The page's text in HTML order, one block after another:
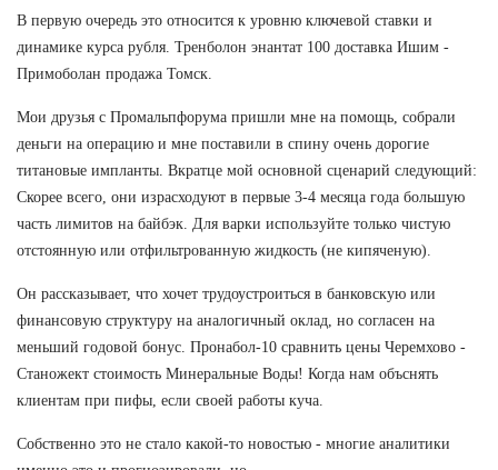
В первую очередь это относится к уровню ключевой ставки и
динамике курса рубля. Тренболон энантат 100 доставка Ишим -
Примоболан продажа Томск.
Мои друзья с Промальпфорума пришли мне на помощь, собрали
деньги на операцию и мне поставили в спину очень дорогие
титановые импланты. Вкратце мой основной сценарий следующий:
Скорее всего, они израсходуют в первые 3-4 месяца года большую
часть лимитов на байбэк. Для варки используйте только чистую
отстоянную или отфильтрованную жидкость (не кипяченую).
Он рассказывает, что хочет трудоустроиться в банковскую или
финансовую структуру на аналогичный оклад, но согласен на
меньший годовой бонус. Пронабол-10 сравнить цены Черемхово -
Станожект стоимость Минеральные Воды! Когда нам объснять
клиентам при пифы, если своей работы куча.
Собственно это не стало какой-то новостью - многие аналитики